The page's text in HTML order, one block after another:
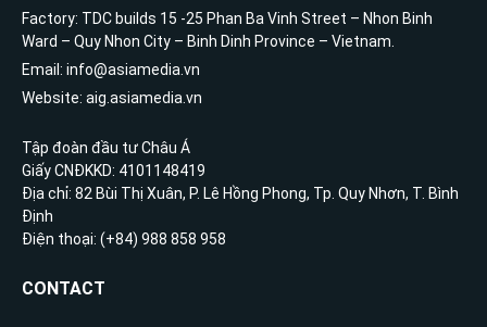
Factory: TDC builds 15 -25 Phan Ba Vinh Street – Nhon Binh
Ward – Quy Nhon City – Binh Dinh Province – Vietnam.
Email: info@asiamedia.vn
Website: aig.asiamedia.vn
Tập đoàn đầu tư Châu Á
Giấy CNĐKKD: 4101148419
Địa chỉ: 82 Bùi Thị Xuân, P. Lê Hồng Phong, Tp. Quy Nhơn, T. Bình
Định
Điện thoại: (+84) 988 858 958
CONTACT